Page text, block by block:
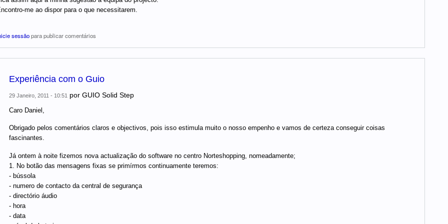
me ao dispor para o que necessitarem.
sessãopara publicar comentários
Experiência com o Guio
29 Janeiro, 2011 - 10:51 por GUIO Solid Step
Caro Daniel,
Obrigado pelos comentários claros e objectivos, pois isso estimula muito o nosso empenho e vamos de certeza conseguir coisas
fascinantes.
Já ontem à noite fizemos nova actualização do software no centro Norteshopping, nomeadamente;
1. No botão das mensagens fixas se primírmos continuamente teremos:
- bússola
- numero de contacto da central de segurança
- directório áudio
- hora
- data